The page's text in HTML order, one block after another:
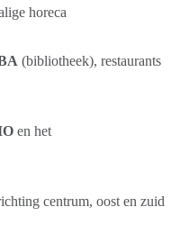
horeca
(bibliotheek), restaurants
en het
centrum, oost en zuid